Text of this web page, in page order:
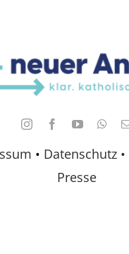
• Datenschutz •
Presse